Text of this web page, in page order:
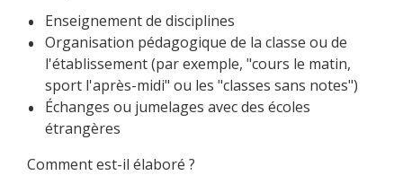
Enseignement de disciplines
Organisation pédagogique de la classe ou de
l'établissement (par exemple, "cours le matin,
sport l'après-midi" ou les "classes sans notes")
Échanges ou jumelages avec des écoles
étrangères
Comment est-il élaboré ?